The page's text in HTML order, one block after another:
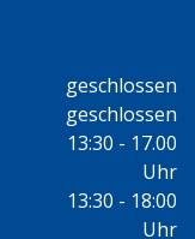
geschlossen
geschlossen
13:30 - 17.00
Uhr
13:30 - 18:00
Uhr